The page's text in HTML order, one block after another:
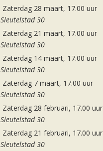
Zaterdag 28 maart, 17.00 uur
Sleutelstad 30
Zaterdag 21 maart, 17.00 uur
Sleutelstad 30
Zaterdag 14 maart, 17.00 uur
Sleutelstad 30
Zaterdag 7 maart, 17.00 uur
Sleutelstad 30
Zaterdag 28 februari, 17.00 uur
Sleutelstad 30
Zaterdag 21 februari, 17.00 uur
Sleutelstad 30